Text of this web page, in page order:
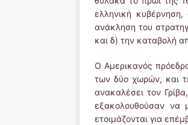
ελληνική
ανάκληση του
και δ) την καταβολή
Ο Αμερικανός
των δύο χωρών, και
ανακαλέσει τον
εξακολουθούσαν να
ετοιμάζονται για